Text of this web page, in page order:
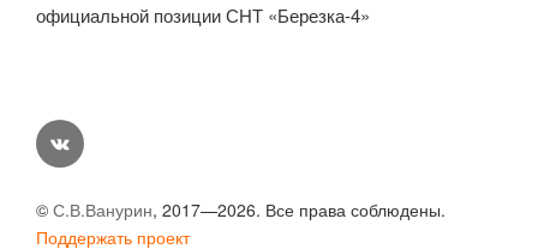
официальной позиции СНТ «Березка-4»
vk
© С.В.Ванурин, 2017—2026. Все права соблюдены.
Поддержать проект